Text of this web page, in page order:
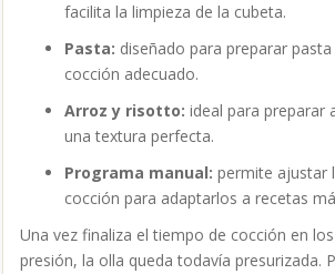
facilita la limpieza de la cubeta.
Pasta: diseñado para preparar
cocción adecuado.
Arroz y risotto: ideal para preparar
una textura perfecta.
Programa manual: permite ajustar
cocción para adaptarlos a recetas
Una vez finaliza el tiempo de cocción en
presión, la olla queda todavía presurizada.